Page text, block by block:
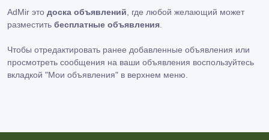
AdMir это доска объявлений , где любой желающий может
разместить бесплатные объявления
Чтобы отредактировать ранее добавленные объявления или
просмотреть сообщения на ваши объявления воспользуйтесь
вкладкой "Мои объявления" в верхнем меню.